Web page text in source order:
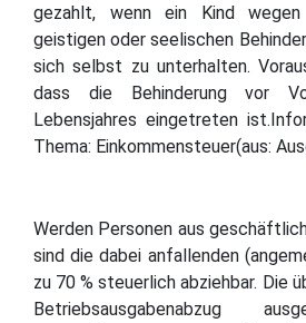
gezahlt, wenn ein Kind wegen
geistigen oder seelischen
sich selbst zu unterhalten.
dass die Behinderung vor
Lebensjahres eingetreten
Thema: Einkommensteuer(aus:
Werden Personen aus
sind die dabei anfallenden
zu 70 % steuerlich abziehbar. Die
Betriebsausgabenabzug